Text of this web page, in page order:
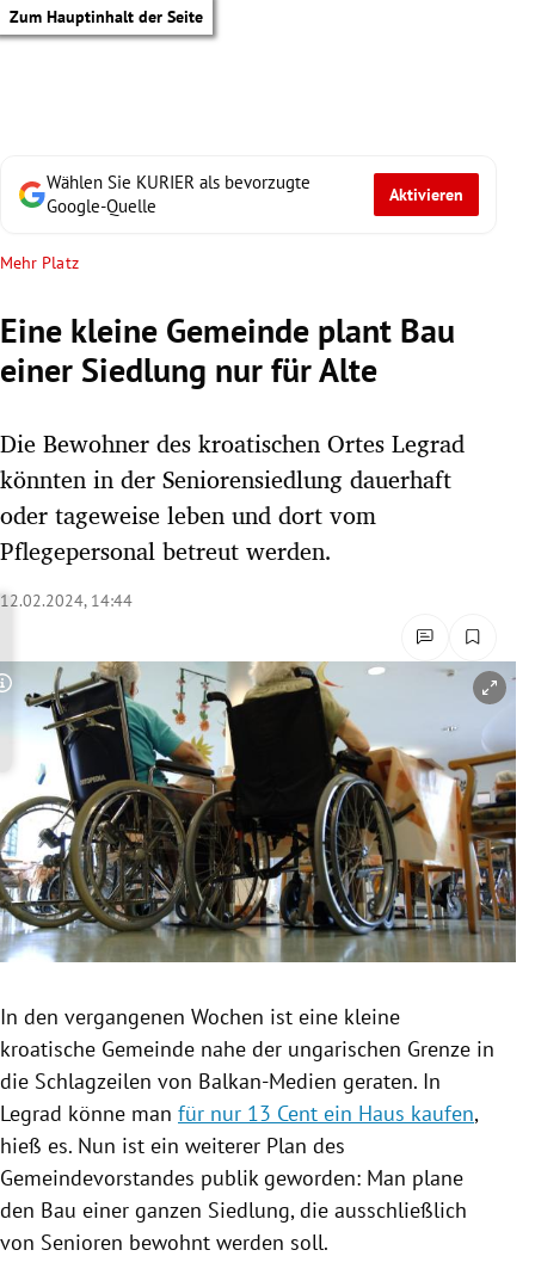
Zum Hauptinhalt der Seite
Untermenü
Untermenü
Untermenü
Untermenü
Untermenü
Untermenü
Untermenü
Untermenü
Untermenü
Untermenü
Wählen Sie KURIER als bevorzugte
Google-Quelle
Aktivieren
Mehr Platz
Eine kleine Gemeinde plant Bau
einer Siedlung nur für Alte
Die Bewohner des kroatischen Ortes Legrad
könnten in der Seniorensiedlung dauerhaft
oder tageweise leben und dort vom
Pflegepersonal betreut werden.
12.02.2024, 14:44
Copyright-Hinweis öffnen/schließen
In den vergangenen Wochen ist eine kleine
kroatische Gemeinde nahe der ungarischen Grenze in
die Schlagzeilen von Balkan-Medien geraten. In
Legrad könne man für nur 13 Cent ein Haus kaufen,
hieß es. Nun ist ein weiterer Plan des
Gemeindevorstandes publik geworden: Man plane
den Bau einer ganzen Siedlung, die ausschließlich
von Senioren bewohnt werden soll.